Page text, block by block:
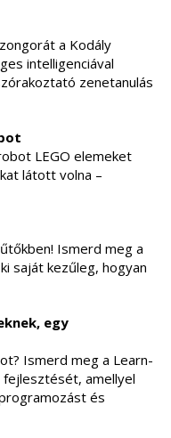
a Kodály
intelligenciával
zenetanulás
LEGO elemeket
látott volna –
Ismerd meg a
saját kezűleg, hogyan
egy
Ismerd meg a Learn-
amellyel
és